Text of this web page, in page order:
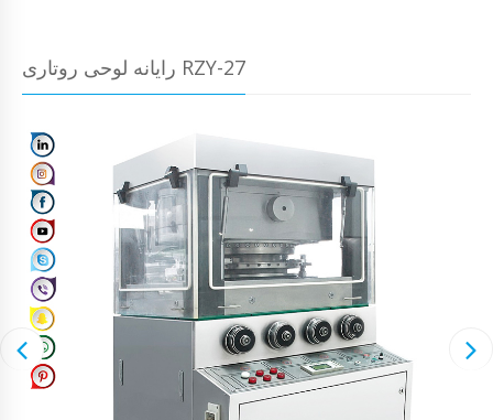
رایانه لوحی روتاری RZY-27